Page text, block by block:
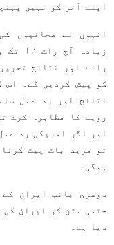
اپنے آخر کو نہیں
انہوں نے صحافیوں
رائے اور نتائج
کو پیش کردیں گے۔ اس
نتائج اور رد عمل
رویے کا مظاہرہ کرے
اور اگر امریکی رد
تو مزید بات چیت
ہوگی۔
دوسری جانب ایران
حتمی متن کو ایران کی
دیا ہے۔